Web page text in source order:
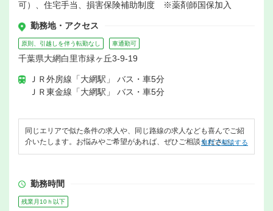
可）、住宅手当、損害保険補助制度 ※薬剤師国保加入
勤務地・アクセス
原則、引越しを伴う転勤なし 車通勤可
千葉県大網白里市緑ヶ丘3-9-19
ＪＲ外房線「大網駅」 バス・車5分
ＪＲ東金線「大網駅」 バス・車5分
同じエリアで似た条件の求人や、同じ路線の求人なども喜んでご紹
介いたします。お悩みやご希望があれば、ぜひご相談ください。
無料で相談する
勤務時間
残業月10ｈ以下